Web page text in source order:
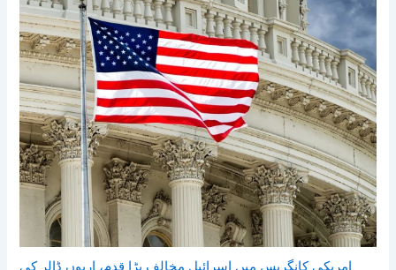
امریکی کانگریس میں اسرائیل مخالف بڑا قدم، اربوں ڈالر کی